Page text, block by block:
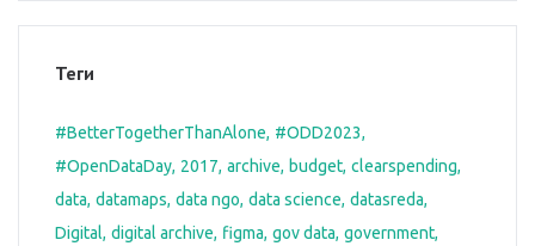
Теги
#BetterTogetherThanAlone #ODD2023
#OpenDataDay 2017 archive budget clearspending
data datamaps data ngo data science datasreda
Digital digital archive figma gov data government